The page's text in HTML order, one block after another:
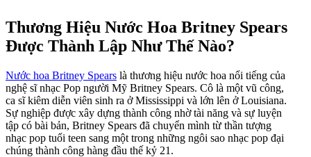
Thương Hiệu Nước Hoa Britney Spears
Được Thành Lập Như Thế Nào?
Nước hoa Britney Spears là thương hiệu nước hoa nổi tiếng của
nghệ sĩ nhạc Pop người Mỹ Britney Spears. Cô là một vũ công,
ca sĩ kiêm diễn viên sinh ra ở Mississippi và lớn lên ở Louisiana.
Sự nghiệp được xây dựng thành công nhờ tài năng và sự luyện
tập có bài bản, Britney Spears đã chuyển mình từ thần tượng
nhạc pop tuổi teen sang một trong những ngôi sao nhạc pop đại
chúng thành công hàng đầu thế kỷ 21.